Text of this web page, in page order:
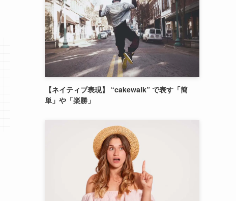
【ネイティブ表現】 “cakewalk” で表す「簡
単」や「楽勝」